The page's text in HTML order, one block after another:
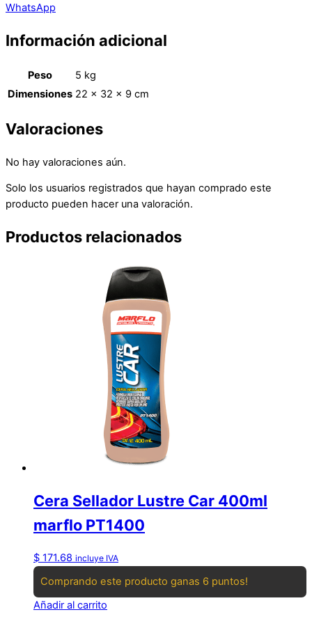
WhatsApp
Información adicional
Peso
5 kg
Dimensiones 22 × 32 × 9 cm
Valoraciones
No hay valoraciones aún.
Solo los usuarios registrados que hayan comprado este
producto pueden hacer una valoración.
Productos relacionados
Cera Sellador Lustre Car 400ml
marflo PT1400
$ 171.68 incluye IVA
Comprando este producto ganas 6 puntos!
Añadir al carrito